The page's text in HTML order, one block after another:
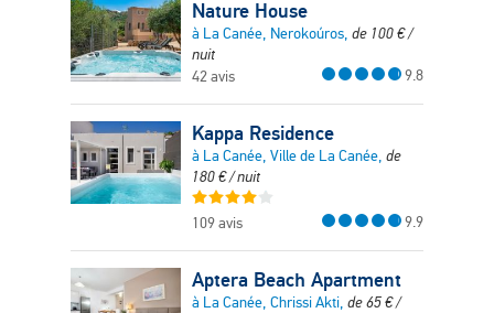
Nature House
à La Canée, Nerokoúros, de 100€/
nuit
42 avis
9.8
Kappa Residence
à La Canée, Ville de La Canée, de
180€/ nuit
109 avis 9.9
Aptera Beach Apartment
à La Canée, Chrissi Akti, de65€/